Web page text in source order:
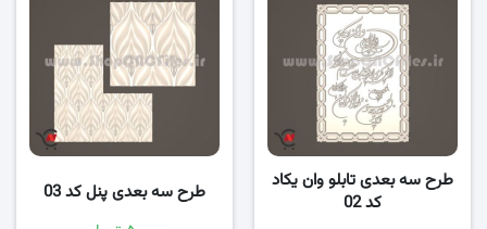
طرح سه بعدی تابلو وان یکاد
کد 02
طرح سه بعدی پنل کد 03